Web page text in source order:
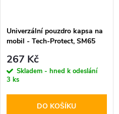
Univerzální pouzdro kapsa na
mobil - Tech-Protect, SM65
267 Kč
Skladem - hned k odeslání
3 ks
DO KOŠÍKU